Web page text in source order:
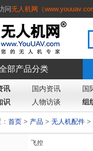
问无人机网（
部产品分类
讯 国内资讯 国
识
人物访谈 组
首页 > 产品 > 无人机配件 >
飞控